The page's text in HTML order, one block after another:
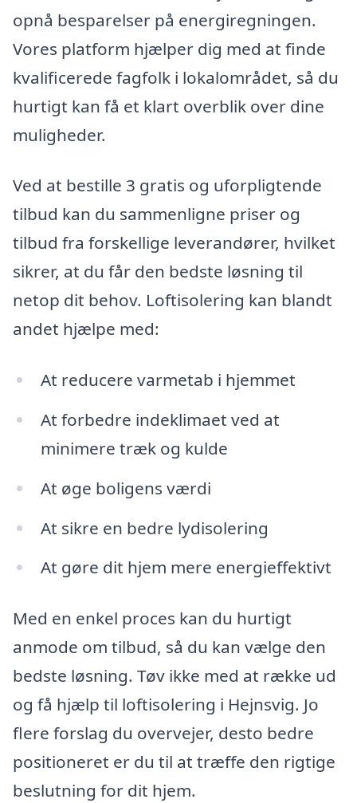
opnå besparelser på energiregningen.
Vores platform hjælper dig med at finde
kvalificerede fagfolk i lokalområdet, så du
hurtigt kan få et klart overblik over dine
muligheder.
Ved at bestille 3 gratis og uforpligtende
tilbud kan du sammenligne priser og
tilbud fra forskellige leverandører, hvilket
sikrer, at du får den bedste løsning til
netop dit behov. Loftisolering kan blandt
andet hjælpe med:
At reducere varmetab i hjemmet
At forbedre indeklimaet ved at
minimere træk og kulde
At øge boligens værdi
At sikre en bedre lydisolering
At gøre dit hjem mere energieffektivt
Med en enkel proces kan du hurtigt
anmode om tilbud, så du kan vælge den
bedste løsning. Tøv ikke med at række ud
og få hjælp til loftisolering i Hejnsvig. Jo
flere forslag du overvejer, desto bedre
positioneret er du til at træffe den rigtige
beslutning for dit hjem.